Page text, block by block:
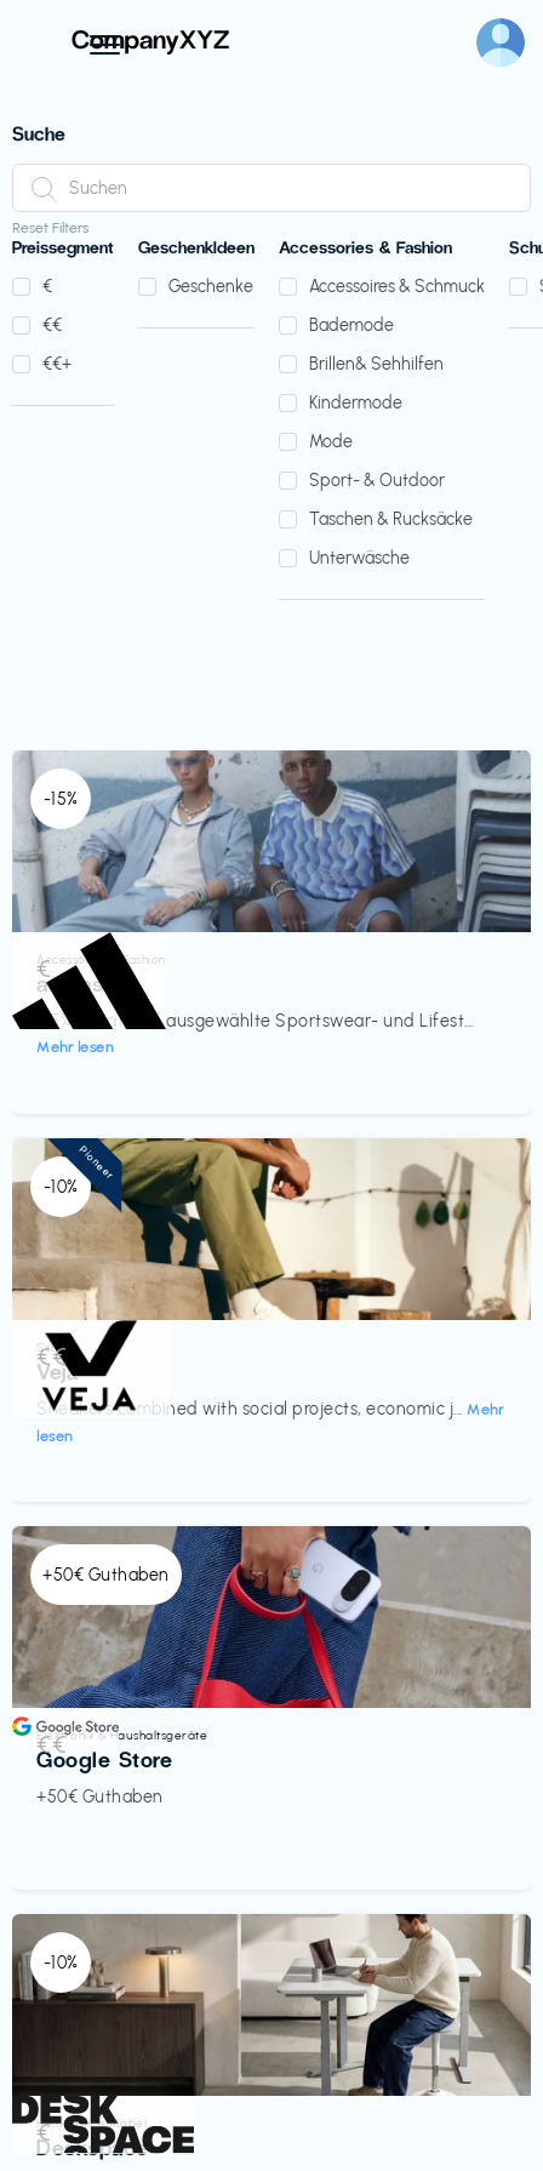
Suche
Reset Filters
Preissegment
€‎
€‎€‎
€‎€‎+
GeschenkIdeen
Geschenke
Accessories & Fashion
Accessoires & Schmuck
Bademode
Brillen& Sehhilfen
Kindermode
Mode
Sport- & Outdoor
Taschen & Rucksäcke
Unterwäsche
-15%
Accessoires & Fashion
adidas
-15% Rabatt auf ausgewählte Sportswear- und Lifest...
Mehr lesen
€‎
-10%
Schuhe
Veja
Sneakers combined with social projects, economic j... Mehr
lesen
€€‎
Pioneer
+50€ Guthaben
Elektronik & Haushaltsgeräte
Google Store
+50€ Guthaben
€€‎
-10%
Homeoffice Möbel
Deskspace
€‎